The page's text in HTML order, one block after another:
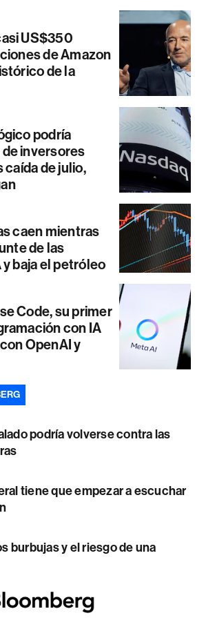
US$350
de Amazon
de la
podría
inversores
de julio,
caen mientras
de las
baja el petróleo
Code, su primer
con IA
OpenAI y
podría volverse contra las
tiene que empezar a escuchar
burbujas y el riesgo de una